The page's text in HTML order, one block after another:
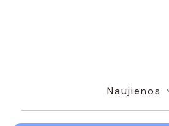
Naujienos